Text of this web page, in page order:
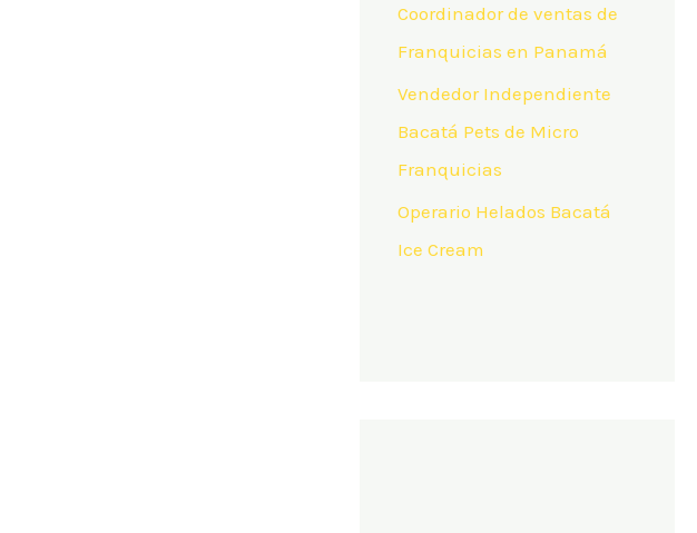
Coordinador de ventas de
Franquicias en Panamá
Vendedor Independiente
Bacatá Pets de Micro
Franquicias
Operario Helados Bacatá
Ice Cream